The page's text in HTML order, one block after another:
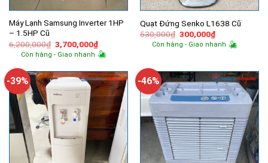
Máy Lạnh Samsung Inverter 1HP
– 1.5HP Cũ
6,200,000₫ Giá
gốc
là:
3,700,000₫Giá
hiện
tại
3,700,000₫.
Còn hàng - Giao nhanh
Quạt Đứng Senko L1638 Cũ
530,000₫ Giá
gốc
là:
300,000₫Giá
hiện
tại
Còn hàng - Giao nhanh
-39% -46%